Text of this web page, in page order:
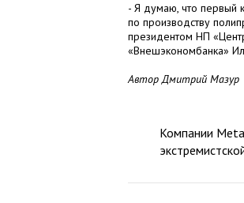
- Я думаю, что первый
по производству
президентом НП
«Внешэкономбанка»
Автор Дмитрий Мазур
Компании